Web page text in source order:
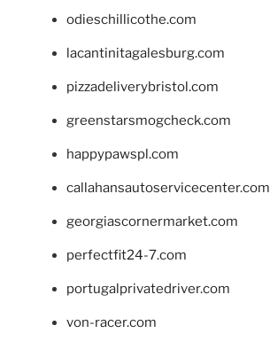
odieschillicothe.com
lacantinitagalesburg.com
pizzadeliverybristol.com
greenstarsmogcheck.com
happypawspl.com
callahansautoservicecenter.com
georgiascornermarket.com
perfectfit24-7.com
portugalprivatedriver.com
von-racer.com